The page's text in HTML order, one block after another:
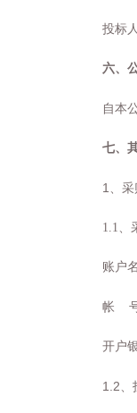
投标
六、
自本
七、
1 、
1.1
账户
帐
开户
1.2